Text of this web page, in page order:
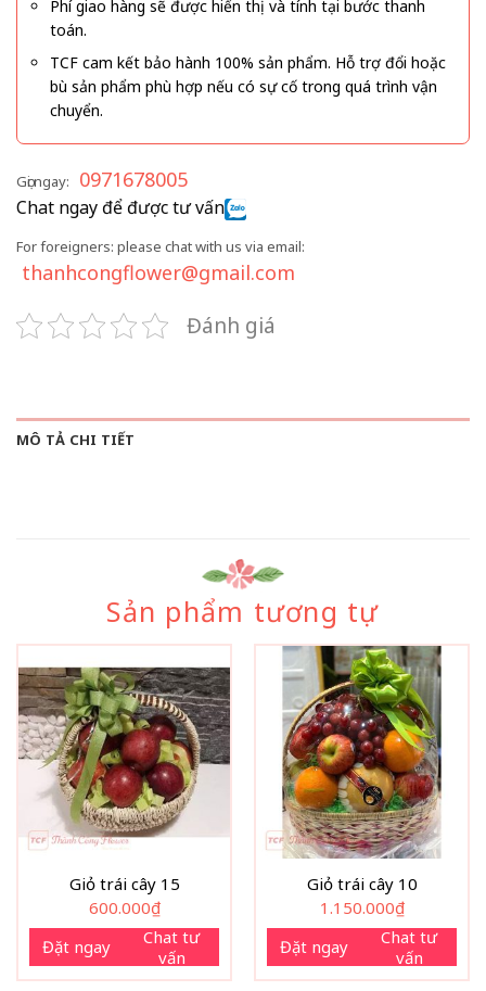
Phí giao hàng sẽ được hiển thị và tính tại bước thanh
toán.
TCF cam kết bảo hành 100% sản phẩm. Hỗ trợ đổi hoặc
bù sản phẩm phù hợp nếu có sự cố trong quá trình vận
chuyển.
Gọi ngay: 0971678005
Chat ngay để được tư vấn
For foreigners: please chat with us via email:
thanhcongflower@gmail.com
Đánh giá
MÔ TẢ CHI TIẾT
Sản phẩm tương tự
Giỏ trái cây 15
600.000₫
Đặt ngay
Chat tư
vấn
Giỏ trái cây 10
1.150.000₫
Đặt ngay
Chat tư
vấn